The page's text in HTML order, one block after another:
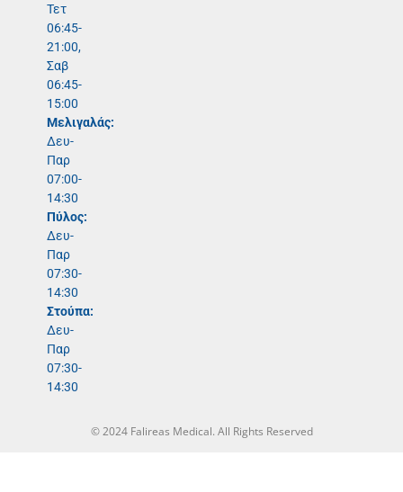
Τετ
06:45-
21:00,
Σαβ
06:45-
15:00
Μελιγαλάς:
Δευ-
Παρ
07:00-
14:30
Πύλος:
Δευ-
Παρ
07:30-
14:30
Στούπα:
Δευ-
Παρ
07:30-
14:30
© 2024 Falireas Medical. All Rights Reserved